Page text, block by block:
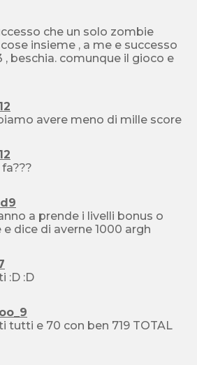
che un solo zombie
insieme , a me e successo
, beschia. comunque il gioco e
avere meno di mille score
a prende i livelli bonus o
e dice di averne 1000 argh
auuri a tutti :D :D
tutti e 70 con ben 719 TOTAL